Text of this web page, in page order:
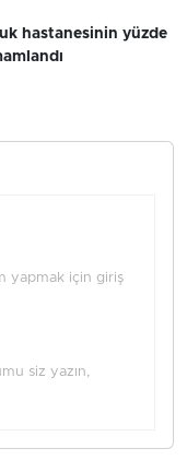
hastanesinin yüzde
yapmak için giriş
siz yazın,